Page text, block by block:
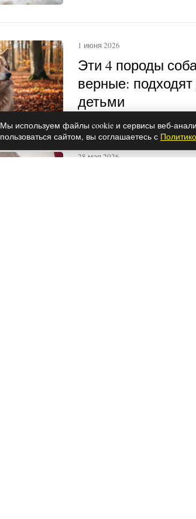
Эти 4 породы
верные:
детьми
1 июня 2026
28 мая 2026
Мы используем файлы cookie и сервисы веб-
пользоваться сайтом, вы соглашаетесь с